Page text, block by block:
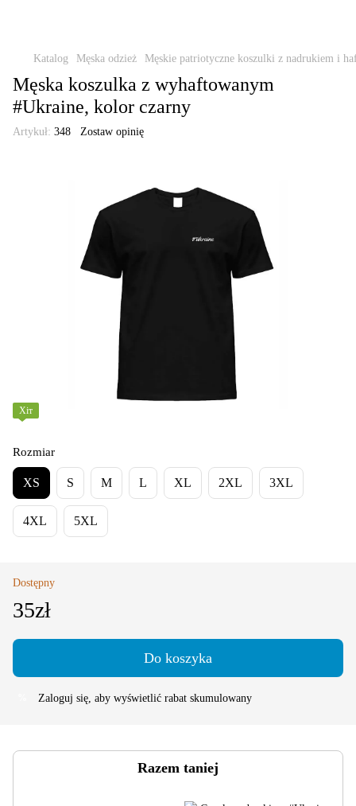
Katalog Męska odzież Męskie patriotyczne koszulki z nadrukiem i
Męska koszulka z wyhaftowanym
#Ukraine, kolor czarny
Artykuł: 348 Zostaw opinię
Хіт
Rozmiar
XS S M L XL 2XL 3XL
4XL 5XL
Dostępny
35zł
Do koszyka
Zaloguj się , aby wyświetlić rabat skumulowany
Razem taniej